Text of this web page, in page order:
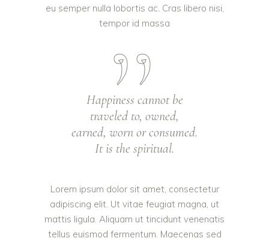
eu semper nulla lobortis ac. Cras libero nisi,
tempor id massa
Happiness cannot be
traveled to, owned,
earned, worn or consumed.
It is the spiritual.
Lorem ipsum dolor sit amet, consectetur
adipiscing elit. Ut vitae feugiat magna, ut
mattis ligula. Aliquam ut tincidunt venenatis
tellus euismod fermentum. Maecenas sed